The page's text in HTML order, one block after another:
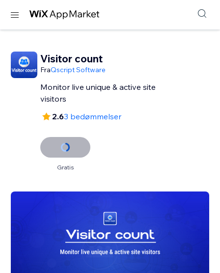
Visitor count
FraQscript Software
Monitor live unique & active site
visitors
2.63 bedømmelser
Gratis